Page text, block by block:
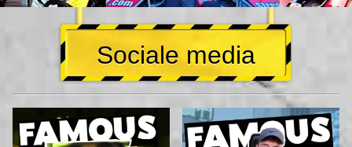
Sociale media